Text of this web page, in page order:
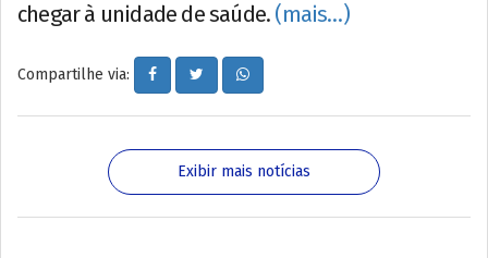
chegar à unidade de saúde. (mais…)
Compartilhe via:
Exibir mais notícias